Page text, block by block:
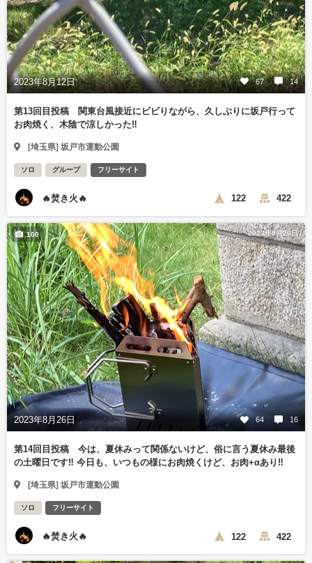
2023年8月12日 67 14
第13回目投稿 関東台風接近にビビりながら、久しぶりに坂戸行って
お肉焼く、木陰で涼しかった‼️
[埼玉県] 坂戸市運動公園
ソロ グループ フリーサイト
🔥焚き火🔥 122 422
2023年8月26日
2023年8月26日 64 16
100
第14回目投稿 今は、夏休みって関係ないけど、俗に言う夏休み最後
の土曜日です‼️ 今日も、いつもの様にお肉焼くけど、お肉+αあり‼️
[埼玉県] 坂戸市運動公園
ソロ フリーサイト
🔥焚き火🔥 122 422